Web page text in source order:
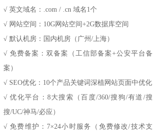
√ 英文域名：.com / .cn 域名1个
√ 网站空间：10G网站空间+2G数据库空间
√ 默认机房：国内机房（广州/上海）
√ 免费备案：双备案（工信部备案+公安平台备
案）
√ SEO优化：10个产品关键词深植网站页面中优化
√ 优化平台：8大搜索（百度/360/搜狗/有道/搜
搜/UC/神马/必应）
√ 免费维护：7×24小时服务（免费修改/技术支